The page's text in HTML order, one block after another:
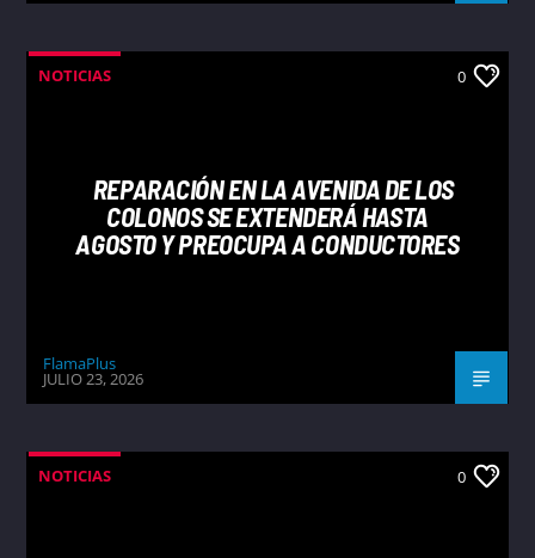
NOTICIAS 0
REPARACIÓN EN LA AVENIDA DE LOS
COLONOS SE EXTENDERÁ HASTA
AGOSTO Y PREOCUPA A CONDUCTORES
FlamaPlus
JULIO 23, 2026
NOTICIAS 0